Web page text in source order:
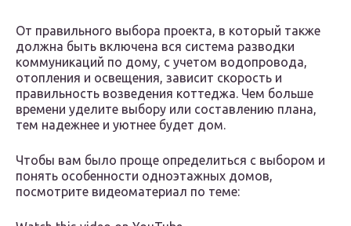
От правильного выбора проекта, в который также
должна быть включена вся система разводки
коммуникаций по дому, с учетом водопровода,
отопления и освещения, зависит скорость и
правильность возведения коттеджа. Чем больше
времени уделите выбору или составлению плана,
тем надежнее и уютнее будет дом.
Чтобы вам было проще определиться с выбором и
понять особенности одноэтажных домов,
посмотрите видеоматериал по теме: